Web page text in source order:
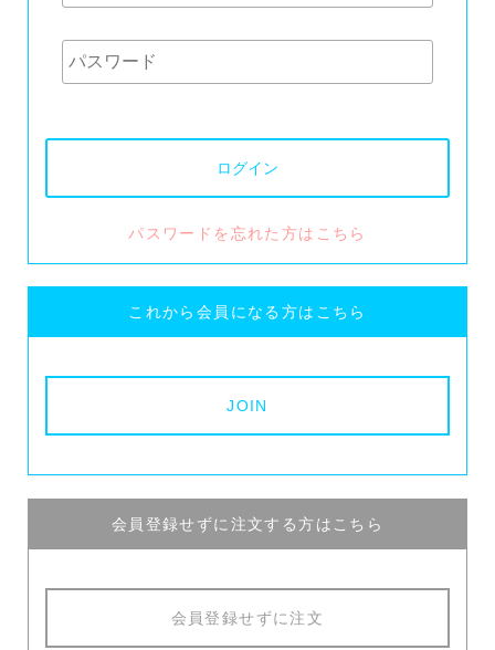
パスワードを忘れた方はこちら
これから会員になる方はこちら
会員登録せずに注文する方はこちら